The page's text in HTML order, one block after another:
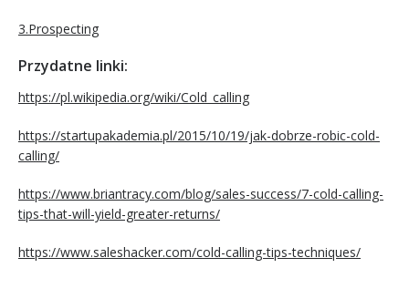
3.Prospecting
Przydatne linki:
https://pl.wikipedia.org/wiki/Cold_calling
https://startupakademia.pl/2015/10/19/jak-dobrze-robic-cold-
calling/
https://www.briantracy.com/blog/sales-success/7-cold-calling-
tips-that-will-yield-greater-returns/
https://www.saleshacker.com/cold-calling-tips-techniques/